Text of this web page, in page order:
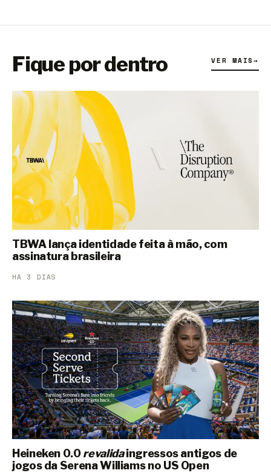
Fique por dentro VER MAIS→
TBWA lança identidade feita à mão, com
assinatura brasileira
HÁ 3 DIAS
Heineken 0.0revalidaingressos antigos de
jogos da Serena Williams no US Open